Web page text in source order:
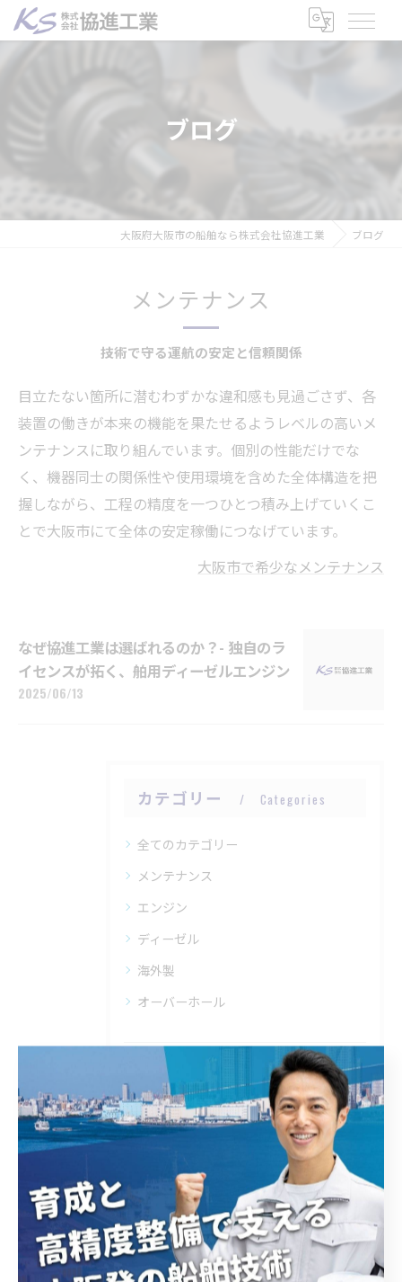
ブログ
大阪府大阪市の船舶なら株式会社協進工業 ブログ
メンテナンス
技術で守る運航の安定と信頼関係
目立たない箇所に潜むわずかな違和感も見過ごさず、各
装置の働きが本来の機能を果たせるようレベルの高いメ
ンテナンスに取り組んでいます。個別の性能だけでな
く、機器同士の関係性や使用環境を含めた全体構造を把
握しながら、工程の精度を一つひとつ積み上げていくこ
とで大阪市にて全体の安定稼働につなげています。
大阪市で希少なメンテナンス
なぜ協進工業は選ばれるのか？- 独自のラ
イセンスが拓く、舶用ディーゼルエンジン
2025/06/13
カテゴリー Categories
全てのカテゴリー
メンテナンス
エンジン
ディーゼル
海外製
オーバーホール
最近の投稿 Recent Posts
2025/06/13
なぜ協進工業は選ばれるのか？- 独自のライセンスが拓く、舶用ディーゼルエンジン